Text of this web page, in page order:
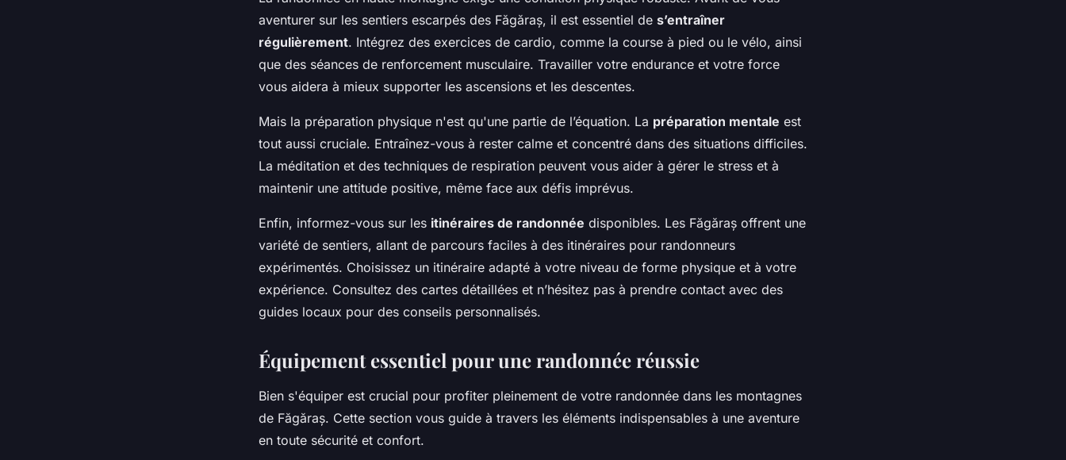
aventurer sur les sentiers escarpés des Făgăraș, il est essentiel de s’entraîner
régulièrement. Intégrez des exercices de cardio, comme la course à pied ou le vélo, ainsi
que des séances de renforcement musculaire. Travailler votre endurance et votre force
vous aidera à mieux supporter les ascensions et les descentes.
Mais la préparation physique n'est qu'une partie de l’équation. La préparation mentale est
tout aussi cruciale. Entraînez-vous à rester calme et concentré dans des situations difficiles.
La méditation et des techniques de respiration peuvent vous aider à gérer le stress et à
maintenir une attitude positive, même face aux défis imprévus.
Enfin, informez-vous sur les itinéraires de randonnée disponibles. Les Făgăraș offrent une
variété de sentiers, allant de parcours faciles à des itinéraires pour randonneurs
expérimentés. Choisissez un itinéraire adapté à votre niveau de forme physique et à votre
expérience. Consultez des cartes détaillées et n’hésitez pas à prendre contact avec des
guides locaux pour des conseils personnalisés.
Équipement essentiel pour une randonnée réussie
Bien s'équiper est crucial pour profiter pleinement de votre randonnée dans les montagnes
de Făgăraș. Cette section vous guide à travers les éléments indispensables à une aventure
en toute sécurité et confort.